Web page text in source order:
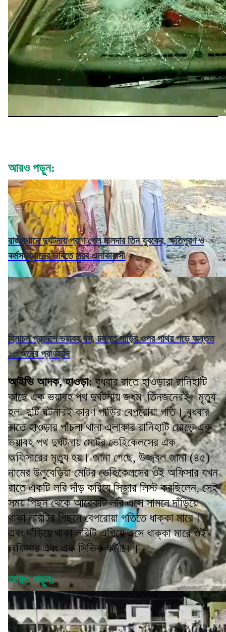
আরও পড়ুন:
রাজস্থানে দুর্ঘটনায় প্রাণ গেল মালদার তিন যুবকের, ক্ষতিপূরণ ও
কর্মসংস্থানের দাবিতে সরব এলাকাবাসী
হিমাচল প্রদেশে ভয়াবহ ধস, চলন্ত গাড়ির ওপর পাথর পড়ে অন্তত
১৩ জনের প্রাণহানি
আইভি আদক, হাওড়া: বুধবার রাতে হাওড়ারা রানিহাটি
কাছে এক ভয়াবহ পথ দুর্ঘটনায় জখম তিনজনেরই মৃত্যু
হল দুটি ঘটনারই কারণ গাড়ির বেপরোয়া গতি। বুধবার
রাতে হাওড়ার পাঁচলা থানা এলাকার রানিহাটি মোড়ে এক
ভয়াবহ পথ দুর্ঘটনায় মোটর ভেহিকেলসের এক
অফিসারের মৃত্যু হয়। জানা গেছে, উজ্জ্বল জানা (৪৫)
নামের উলুবেড়িয়া মোটর ভেহিকেলসের ওই অফিসার যখন
রাতে একটি লরি দাঁড় করিয়ে সিজার লিস্ট করছিলেন, সেই
সময় পিছন থেকে আরেকটি লরি এসে সামনে দাঁড়িয়ে
থাকা লরিটির পিছনে বেপরোয়া গতিতে ধাক্কা মারে।
এবং দাঁড়িয়ে থাকা লরিটি এগিয়ে এসে ধাক্কা মারে ওই
অফিসার এবং এক সিভিক কর্মীকে।
আরও পড়ুন: